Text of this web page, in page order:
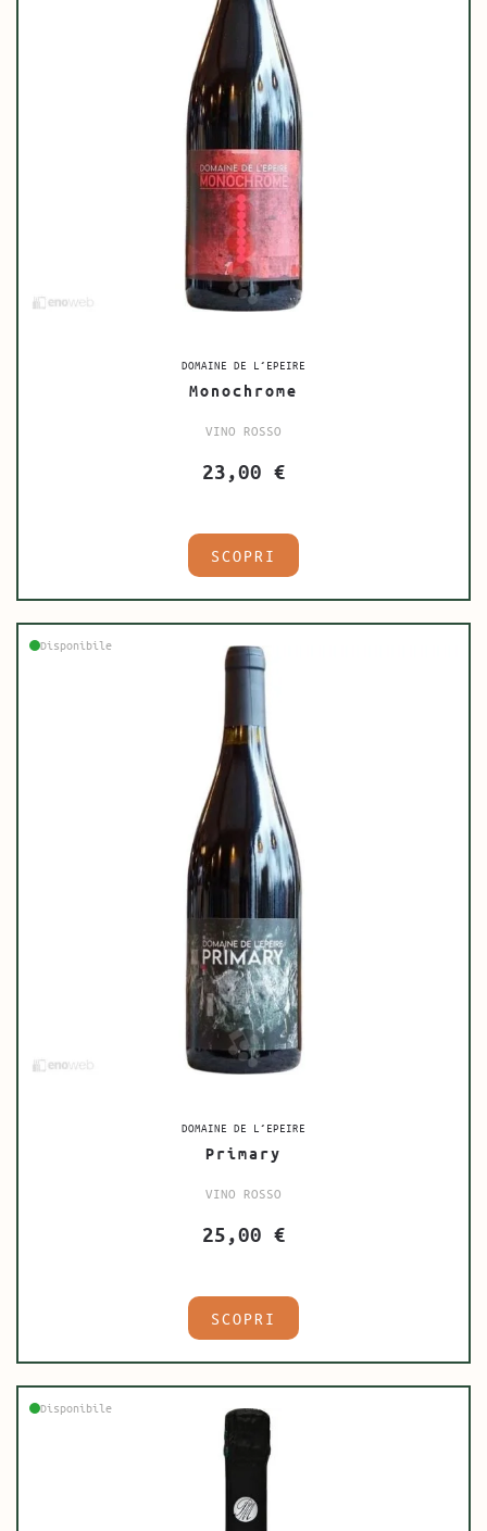
DOMAINE DE L’EPEIRE
Monochrome
VINO ROSSO
23,00 €
SCOPRI
DOMAINE DE L’EPEIRE
Primary
Disponibile
VINO ROSSO
25,00 €
SCOPRI
Disponibile